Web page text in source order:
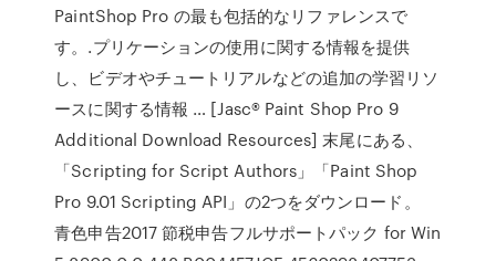
PaintShop Pro の最も包括的なリファレンスで
す。.プリケーションの使用に関する情報を提供
し、ビデオやチュートリアルなどの追加の学習リソ
ースに関する情報 … [Jasc® Paint Shop Pro 9
Additional Download Resources] 末尾にある、
「Scripting for Script Authors」「Paint Shop
Pro 9.01 Scripting API」の2つをダウンロード。
青色申告2017 節税申告フルサポートパック for Win